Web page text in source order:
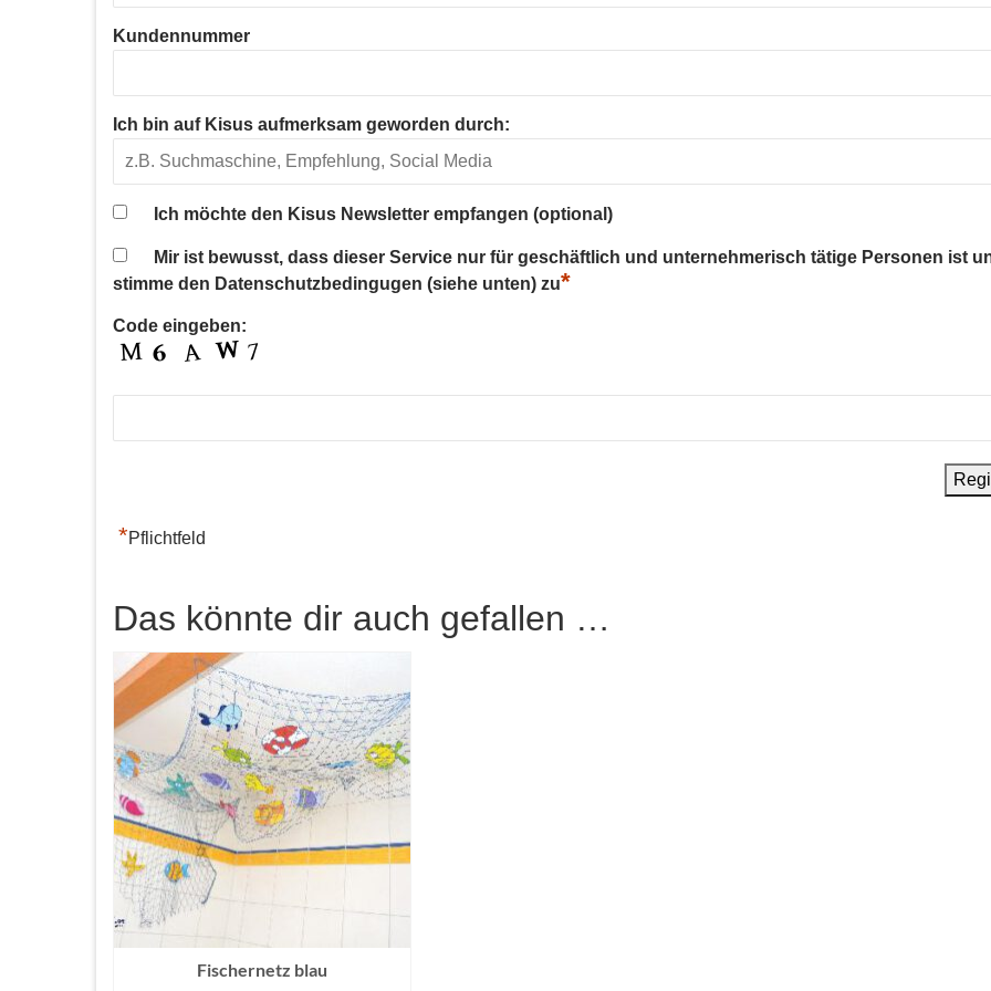
Kundennummer
Ich bin auf Kisus aufmerksam geworden durch:
Ich möchte den Kisus Newsletter empfangen (optional)
Mir ist bewusst, dass dieser Service nur für geschäftlich und unternehmerisch tätige Personen ist
stimme den Datenschutzbedingugen (siehe unten) zu*
Code eingeben:
*Pflichtfeld
Das könnte dir auch gefallen …
Fischernetz blau